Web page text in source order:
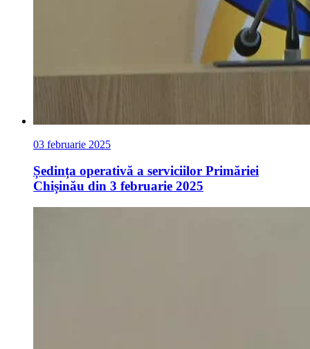
03 februarie 2025
Ședința operativă a serviciilor Primăriei
Chișinău din 3 februarie 2025